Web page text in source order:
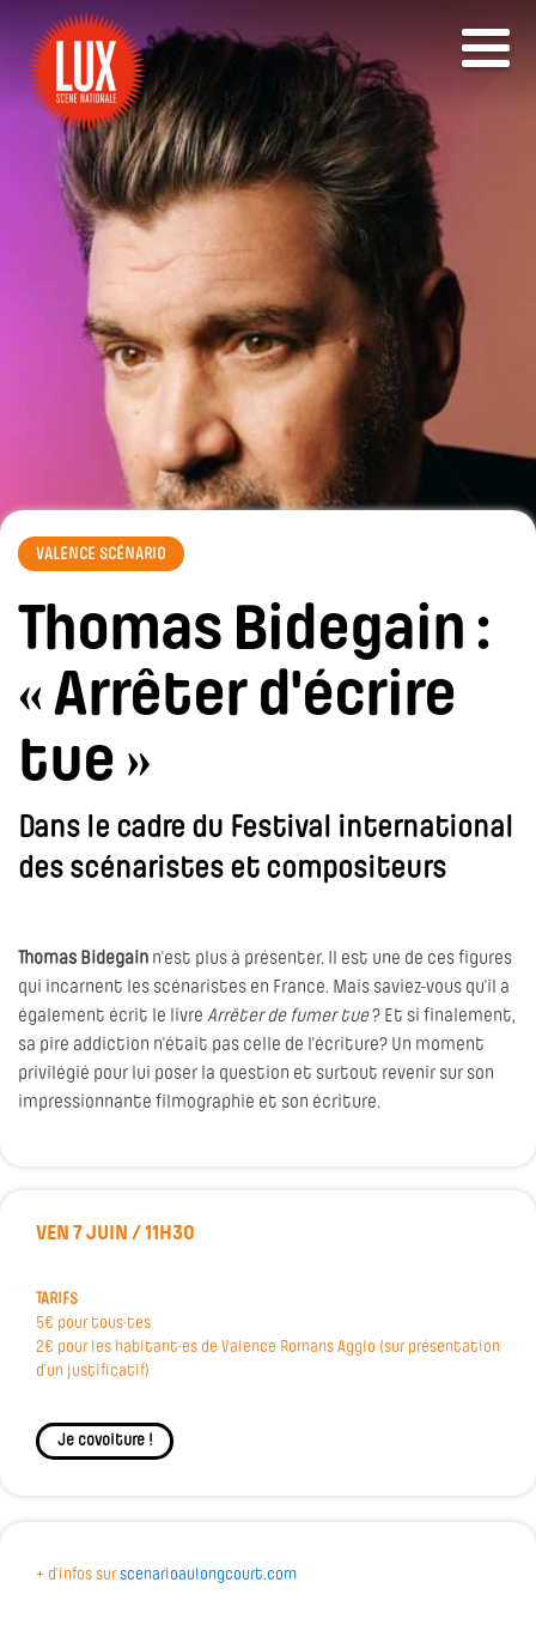
VALENCE SCÉNARIO
Thomas Bidegain :
« Arrêter d'écrire
tue »
Dans le cadre du Festival international
des scénaristes et compositeurs
Thomas Bidegain n’est plus à présenter. Il est une de ces figures
qui incarnent les scénaristes en France. Mais saviez-vous qu’il a
également écrit le livre Arrêter de fumer tue? Et si finalement,
sa pire addiction n’était pas celle de l’écriture? Un moment
privilégié pour lui poser la question et surtout revenir sur son
impressionnante filmographie et son écriture.
VEN 7 JUIN / 11H30
TARIFS
5€ pour tous·tes
2€ pour les habitant·es de Valence Romans Agglo (sur présentation
d’un justificatif)
Je covoiture !
+ d'infos sur scenarioaulongcourt.com